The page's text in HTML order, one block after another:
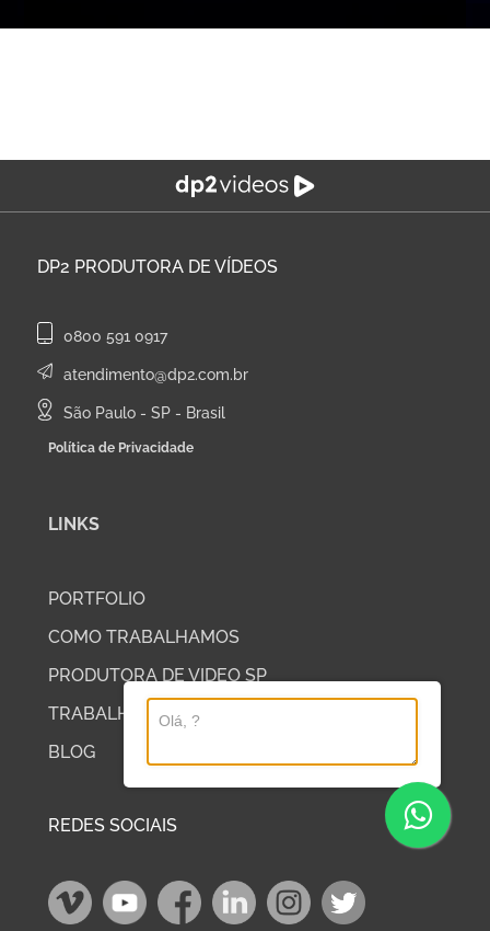
DP2 PRODUTORA DE VÍDEOS
0800 591 0917
atendimento@dp2.com.br
São Paulo - SP - Brasil
Política de Privacidade
LINKS
PORTFOLIO
COMO TRABALHAMOS
PRODUTORA DE VIDEO SP
TRABALHE COM A DP2
BLOG
REDES SOCIAIS